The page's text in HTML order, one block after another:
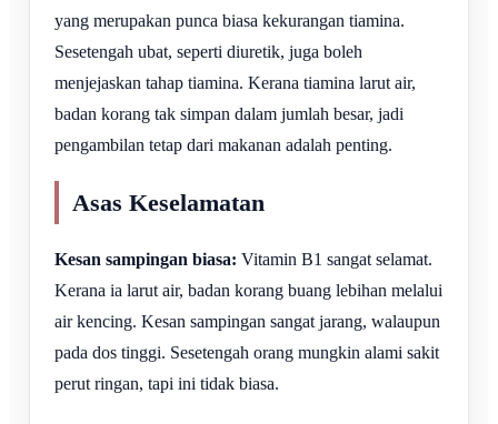
yang merupakan punca biasa kekurangan tiamina.
Sesetengah ubat, seperti diuretik, juga boleh
menjejaskan tahap tiamina. Kerana tiamina larut air,
badan korang tak simpan dalam jumlah besar, jadi
pengambilan tetap dari makanan adalah penting.
Asas Keselamatan
Kesan sampingan biasa: Vitamin B1 sangat selamat.
Kerana ia larut air, badan korang buang lebihan melalui
air kencing. Kesan sampingan sangat jarang, walaupun
pada dos tinggi. Sesetengah orang mungkin alami sakit
perut ringan, tapi ini tidak biasa.